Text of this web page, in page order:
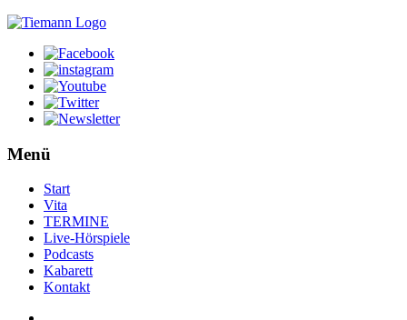
Menü
Start
Vita
TERMINE
Live-Hörspiele
Podcasts
Kabarett
Kontakt